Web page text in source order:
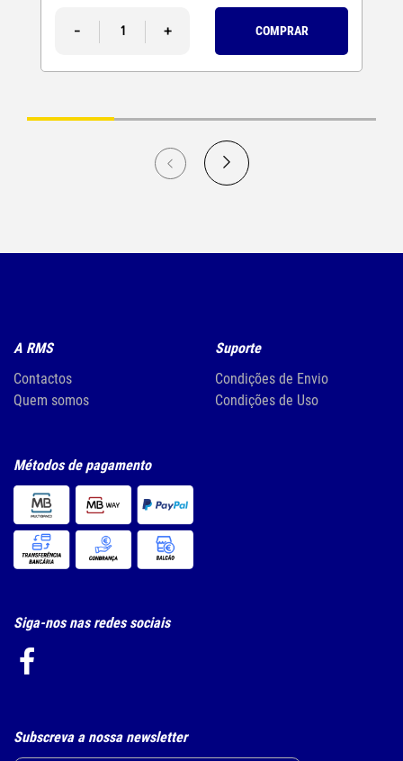
- + COMPRAR
A RMS
Contactos
Quem somos
Suporte
Condições de Envio
Condições de Uso
Métodos de pagamento
Siga-nos nas redes sociais
Subscreva a nossa newsletter